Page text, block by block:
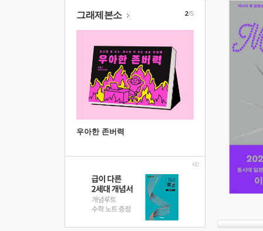
그래제본소
우아한 존버력
2/5